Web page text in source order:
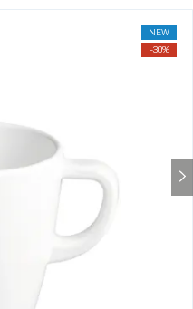
NEW
-30%